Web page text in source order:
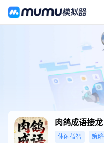
肉鸽成语接龙
休闲益智 策略